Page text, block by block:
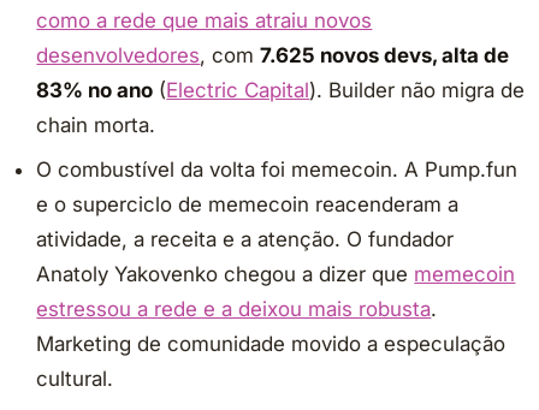
como a rede que mais atraiu novos
desenvolvedores, com7.625 novos devs, alta de
83% no ano (Electric Capital). Builder não migra de
chain morta.
O combustível da volta foi memecoin. A Pump.fun
e o superciclo de memecoin reacenderam a
atividade, a receita e a atenção. O fundador
Anatoly Yakovenko chegou a dizer que memecoin
estressou a rede e a deixou mais robusta.
Marketing de comunidade movido a especulação
cultural.